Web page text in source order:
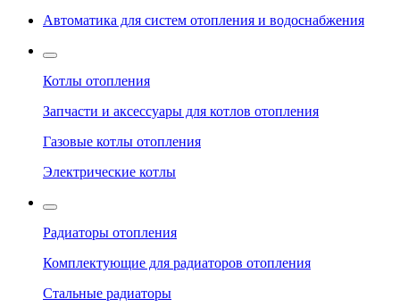
Автоматика для систем отопления и водоснабжения
Котлы отопления
Запчасти и аксессуары для котлов отопления
Газовые котлы отопления
Электрические котлы
Радиаторы отопления
Комплектующие для радиаторов отопления
Стальные радиаторы